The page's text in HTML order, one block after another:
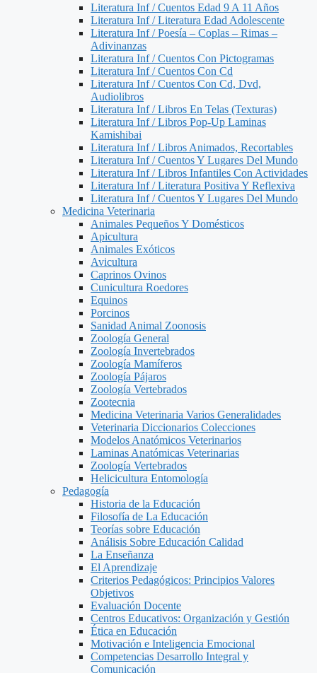
Literatura Inf / Cuentos Edad 9 A 11 Años
Literatura Inf / Literatura Edad Adolescente
Literatura Inf / Poesía – Coplas – Rimas –
Adivinanzas
Literatura Inf / Cuentos Con Pictogramas
Literatura Inf / Cuentos Con Cd
Literatura Inf / Cuentos Con Cd, Dvd,
Audiolibros
Literatura Inf / Libros En Telas (Texturas)
Literatura Inf / Libros Pop-Up Laminas
Kamishibai
Literatura Inf / Libros Animados, Recortables
Literatura Inf / Cuentos Y Lugares Del Mundo
Literatura Inf / Libros Infantiles Con Actividades
Literatura Inf / Literatura Positiva Y Reflexiva
Literatura Inf / Cuentos Y Lugares Del Mundo
Medicina Veterinaria
Animales Pequeños Y Domésticos
Apicultura
Animales Exóticos
Avicultura
Caprinos Ovinos
Cunicultura Roedores
Equinos
Porcinos
Sanidad Animal Zoonosis
Zoología General
Zoología Invertebrados
Zoología Mamíferos
Zoología Pájaros
Zoología Vertebrados
Zootecnia
Medicina Veterinaria Varios Generalidades
Veterinaria Diccionarios Colecciones
Modelos Anatómicos Veterinarios
Laminas Anatómicas Veterinarias
Zoología Vertebrados
Helicicultura Entomología
Pedagogía
Historia de la Educación
Filosofía de La Educación
Teorías sobre Educación
Análisis Sobre Educación Calidad
La Enseñanza
El Aprendizaje
Criterios Pedagógicos: Principios Valores
Objetivos
Evaluación Docente
Centros Educativos: Organización y Gestión
Ética en Educación
Motivación e Inteligencia Emocional
Competencias Desarrollo Integral y
Comunicación